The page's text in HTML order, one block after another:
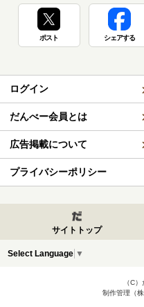
ポスト シェアする
ログイン
だんべー会員とは
広告掲載について
プライバシーポリシー
サイトトップ
Select Language ▼
（C
制作管理（